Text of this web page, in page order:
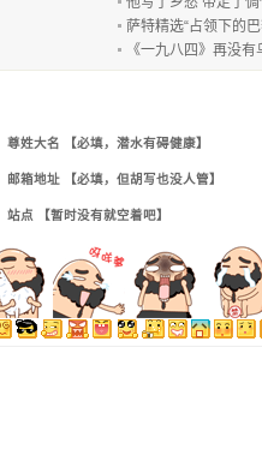
萨特精选“占领下的巴
《一九八四》再没有
尊姓大名 【必填，潜水有碍健康】
邮箱地址 【必填，但胡写也没人管】
站点 【暂时没有就空着吧】